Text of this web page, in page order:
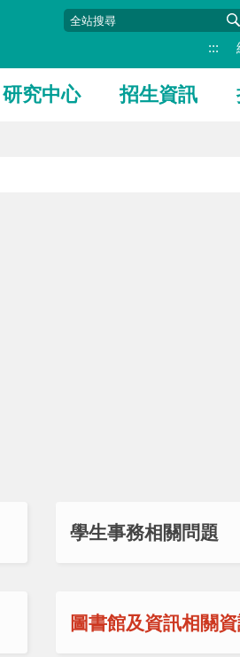
:::
研究中心 招生資訊
學生事務相關問題
圖書館及資訊相關